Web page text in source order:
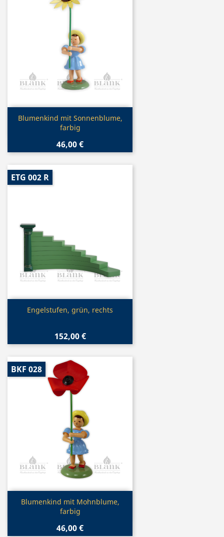
Vorschau
Blumenkind mit Sonnenblume,
farbig
46,00 €
Vorschau
Engelstufen, grün, rechts
152,00 €
ETG 002 R
Vorschau
Blumenkind mit Mohnblume,
farbig
46,00 €
BKF 028